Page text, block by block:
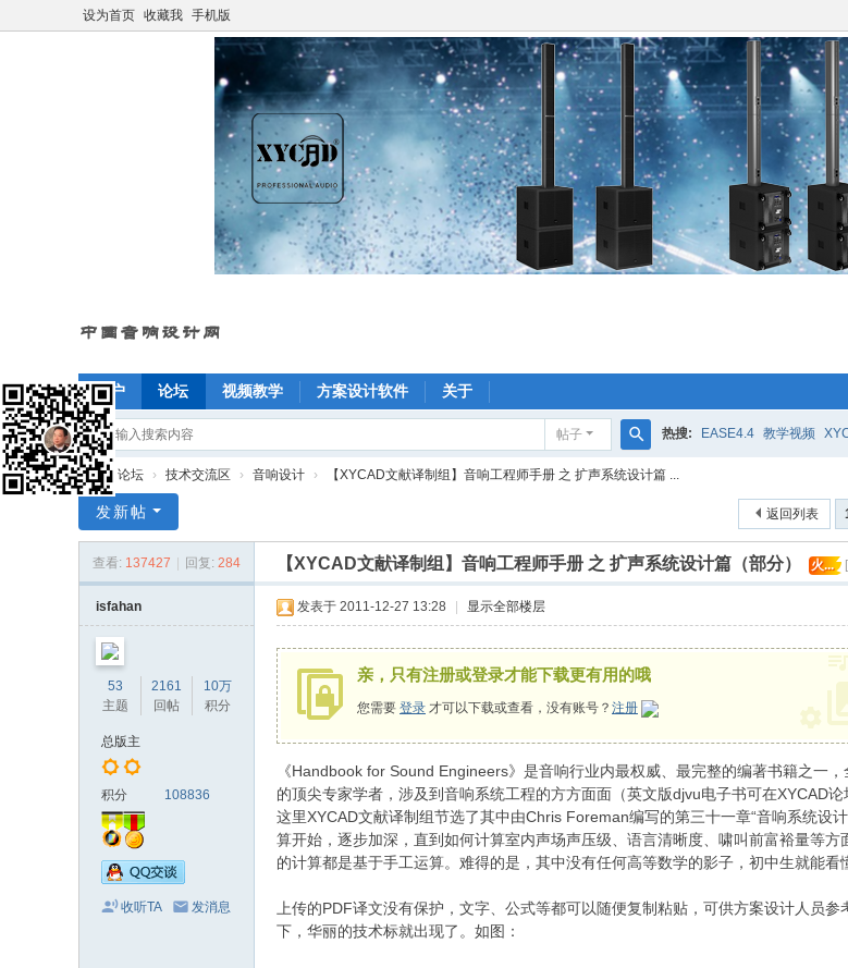
设为首页 收藏我 手机版
门户 论坛 视频教学 方案设计软件 关于
帖子
搜
热搜: EASE4.4 教学视频
Y
C
» 论坛 › 技术交流区 › 音响设计 › 【XYCAD文献译制组】音响工程师手册 之 扩声系统设计篇 ...
返回列表
发新帖
查看: 137427 回复: 284 【XYCAD文献译制组】音响工程师手册 之 扩声系统设计篇（部分） 火...
isfahan
53
主题
2161
回帖
10万
积分
总版主
积分 108836
收听TA 发消息
发表于 2011-12-27 13:28 显示全部楼层
亲，只有注册或登录才能下载更有用的哦
您需要 登录 才可以下载或查看，没有账号？ 注册
《Handbook for Sound Engineers》是音响行业内最权威、最完整的编著书籍之一
的顶尖专家学者，涉及到音响系统工程的方方面面（英文版djvu电子书可在XYCAD论
这里XYCAD文献译制组节选了其中由Chris Foreman编写的第三十一章“音响系统设
算开始，逐步加深，直到如何计算室内声场声压级、语言清晰度、啸叫前富裕量等
的计算都是基于手工运算。难得的是，其中没有任何高等数学的影子，初中生就能看
上传的PDF译文没有保护，文字、公式等都可以随便复制粘贴，可供方案设计人员
下，华丽的技术标就出现了。如图：